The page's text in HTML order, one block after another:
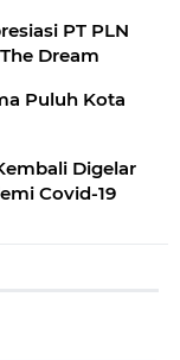
PT PLN
Dream
Puluh Kota
Digelar
Covid-19